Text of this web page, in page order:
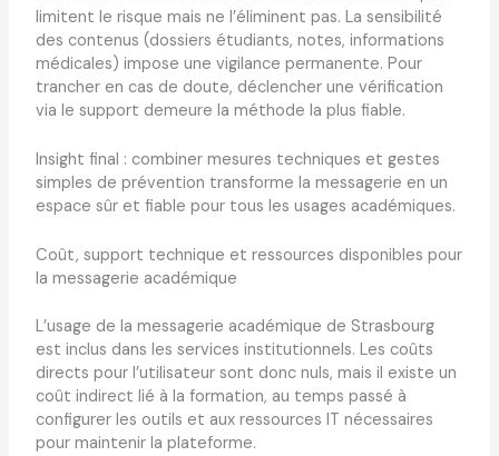
limitent le risque mais ne l’éliminent pas. La sensibilité
des contenus (dossiers étudiants, notes, informations
médicales) impose une vigilance permanente. Pour
trancher en cas de doute, déclencher une vérification
via le support demeure la méthode la plus fiable.
Insight final : combiner mesures techniques et gestes
simples de prévention transforme la messagerie en un
espace sûr et fiable pour tous les usages académiques.
Coût, support technique et ressources disponibles pour
la messagerie académique
L’usage de la messagerie académique de Strasbourg
est inclus dans les services institutionnels. Les coûts
directs pour l’utilisateur sont donc nuls, mais il existe un
coût indirect lié à la formation, au temps passé à
configurer les outils et aux ressources IT nécessaires
pour maintenir la plateforme.